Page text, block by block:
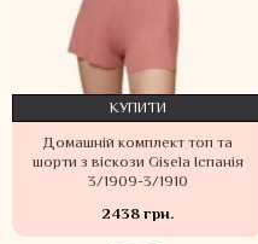
Домашній комплект топ та
шорти з віскози Gisela Іспанія
3/1909-3/1910
2438 грн.
КУПИТИ